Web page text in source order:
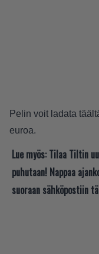
Pelin voit ladata
euroa.
Lue myös: Tilaa Tiltin
puhutaan! Nappaa
suoraan sähköpostiin